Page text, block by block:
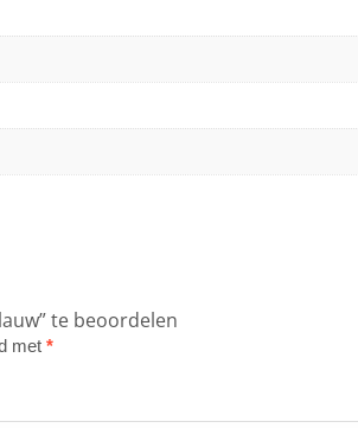
te beoordelen
met *